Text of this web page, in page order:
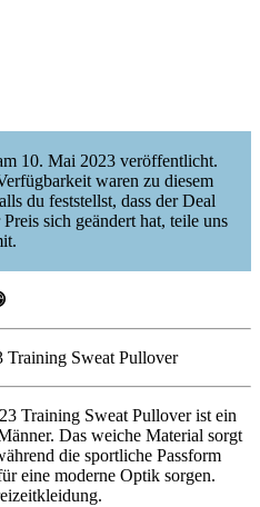
10. Mai 2023 veröffentlicht.
waren zu diesem
du feststellst, dass der Deal
sich geändert hat, teile uns
Training Sweat Pullover ist ein
Das weiche Material sorgt
die sportliche Passform
eine moderne Optik sorgen.